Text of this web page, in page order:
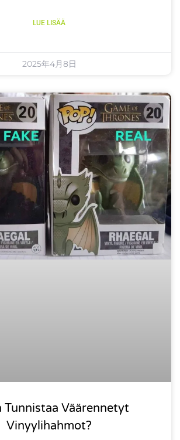
LUE LISÄÄ
2025年4月8日
Tunnistaa Väärennetyt
Vinyylihahmot?